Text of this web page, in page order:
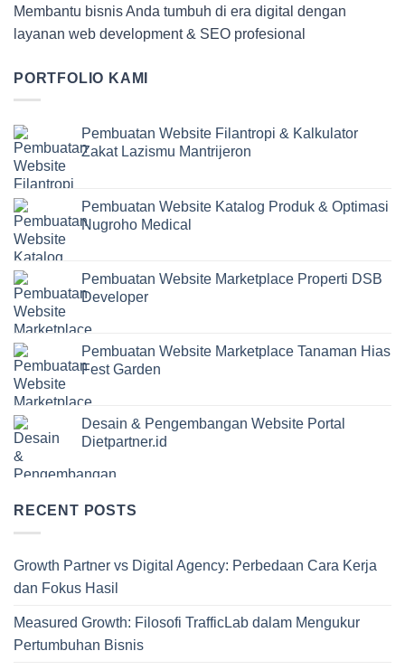
Membantu bisnis Anda tumbuh di era digital dengan
layanan web development & SEO profesional
PORTFOLIO KAMI
Pembuatan Website Filantropi & Kalkulator
Zakat Lazismu Mantrijeron
Pembuatan Website Katalog Produk & Optimasi
Nugroho Medical
Pembuatan Website Marketplace Properti DSB
Developer
Pembuatan Website Marketplace Tanaman Hias
Fest Garden
Desain & Pengembangan Website Portal
Dietpartner.id
RECENT POSTS
Growth Partner vs Digital Agency: Perbedaan Cara Kerja
dan Fokus Hasil
Measured Growth: Filosofi TrafficLab dalam Mengukur
Pertumbuhan Bisnis